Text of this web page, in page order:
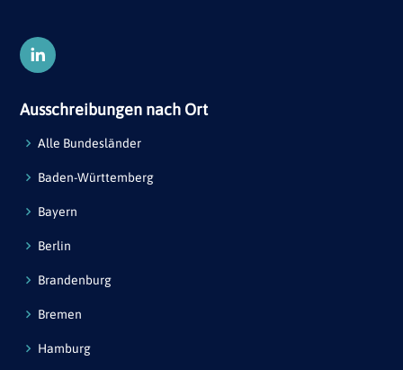
Ausschreibungen nach Ort
Alle Bundesländer
Baden-Württemberg
Bayern
Berlin
Brandenburg
Bremen
Hamburg